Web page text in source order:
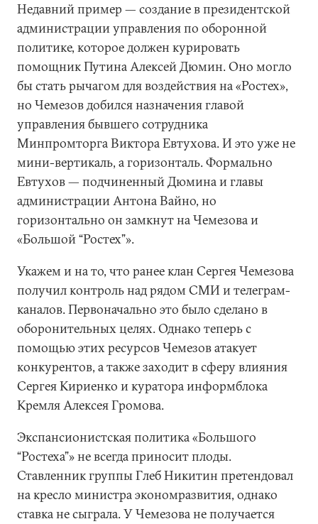
Недавний пример — создание в президентской
администрации управления по оборонной
политике, которое должен курировать
помощник Путина Алексей Дюмин. Оно могло
бы стать рычагом для воздействия на «Ростех»,
но Чемезов добился назначения главой
управления бывшего сотрудника
Минпромторга Виктора Евтухова. И это уже не
мини-вертикаль, а горизонталь. Формально
Евтухов — подчиненный Дюмина и главы
администрации Антона Вайно, но
горизонтально он замкнут на Чемезова и
«Большой “Ростех”».
Укажем и на то, что ранее клан Сергея Чемезова
получил контроль над рядом СМИ и телеграм-
каналов. Первоначально это было сделано в
оборонительных целях. Однако теперь с
помощью этих ресурсов Чемезов атакует
конкурентов, а также заходит в сферу влияния
Сергея Кириенко и куратора информблока
Кремля Алексея Громова.
Экспансионистская политика «Большого
“Ростеха”» не всегда приносит плоды.
Ставленник группы Глеб Никитин претендовал
на кресло министра экономразвития, однако
ставка не сыграла. У Чемезова не получается